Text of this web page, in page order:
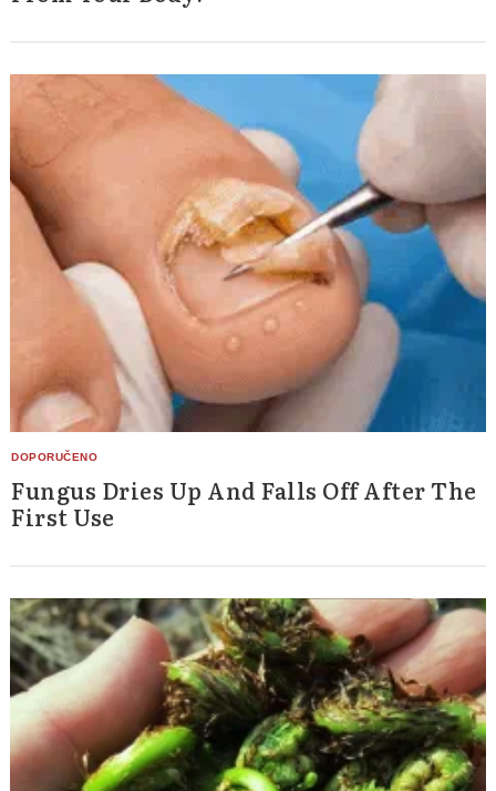
Fungus Dries Up And Falls Off After The
First Use